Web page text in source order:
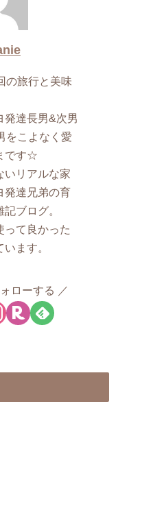
の旅行と美味
発達長男&次男
をこよなく愛
です☆
いリアルな家
発達兄弟の育
ブログ。
って良かった
ます。
ローする